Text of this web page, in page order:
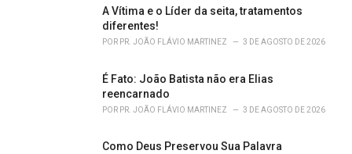
A Vítima e o Líder da seita, tratamentos
diferentes!
POR PR. JOÃO FLÁVIO MARTINEZ 3 DE AGOSTO DE 2026
É Fato: João Batista não era Elias
reencarnado
POR PR. JOÃO FLÁVIO MARTINEZ 3 DE AGOSTO DE 2026
Como Deus Preservou Sua Palavra